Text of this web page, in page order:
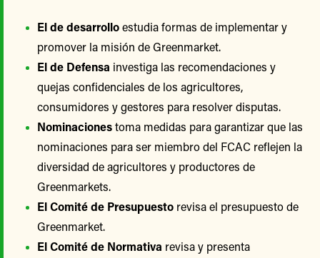
El de desarrolloestudia formas de implementar y
promover la misión de Greenmarket.
El de Defensa investiga las recomendaciones y
quejas confidenciales de los agricultores,
consumidores y gestores para resolver disputas.
Nominacionestoma medidas para garantizar que las
nominaciones para ser miembro del FCAC reflejen la
diversidad de agricultores y productores de
Greenmarkets.
El Comité de Presupuesto revisa el presupuesto de
Greenmarket.
El Comité de Normativa revisa y presenta